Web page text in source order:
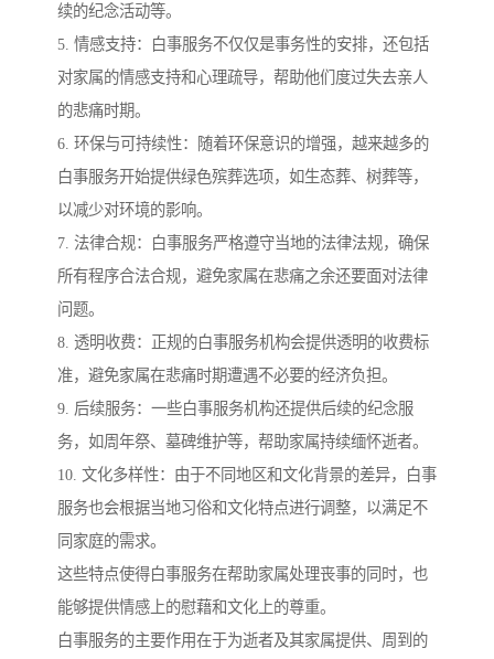
续的纪念活动等。
5. 情感支持：白事服务不仅仅是事务性的安排，还包括
对家属的情感支持和心理疏导，帮助他们度过失去亲人
的悲痛时期。
6. 环保与可持续性：随着环保意识的增强，越来越多的
白事服务开始提供绿色殡葬选项，如生态葬、树葬等，
以减少对环境的影响。
7. 法律合规：白事服务严格遵守当地的法律法规，确保
所有程序合法合规，避免家属在悲痛之余还要面对法律
问题。
8. 透明收费：正规的白事服务机构会提供透明的收费标
准，避免家属在悲痛时期遭遇不必要的经济负担。
9. 后续服务：一些白事服务机构还提供后续的纪念服
务，如周年祭、墓碑维护等，帮助家属持续缅怀逝者。
10. 文化多样性：由于不同地区和文化背景的差异，白事
服务也会根据当地习俗和文化特点进行调整，以满足不
同家庭的需求。
这些特点使得白事服务在帮助家属处理丧事的同时，也
能够提供情感上的慰藉和文化上的尊重。
白事服务的主要作用在于为逝者及其家属提供、周到的